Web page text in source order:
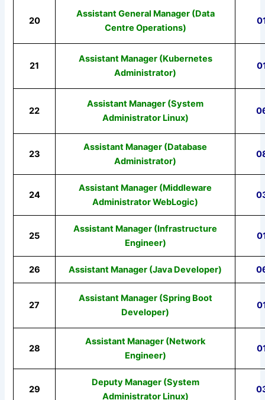
20
Assistant General Manager (Data
Centre Operations)
21
Assistant Manager (Kubernetes
Administrator)
22
Assistant Manager (System
Administrator Linux)
23
Assistant Manager (Database
Administrator)
24
Assistant Manager (Middleware
Administrator WebLogic)
25
Assistant Manager (Infrastructure
Engineer)
26 Assistant Manager (Java Developer)
27
Assistant Manager (Spring Boot
Developer)
28
Assistant Manager (Network
Engineer)
29
Deputy Manager (System
Administrator Linux)